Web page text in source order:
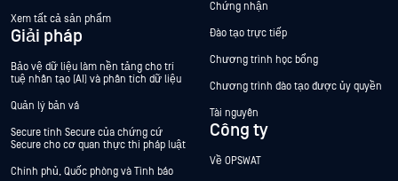
Xem tất cả sản phẩm
Giải pháp
Bảo vệ dữ liệu làm nền tảng cho trí
tuệ nhân tạo (AI) và phân tích dữ liệu
Quản lý bản vá
Secure tính Secure của chứng cứ
Secure cho cơ quan thực thi pháp luật
Chính phủ, Quốc phòng và Tình báo
Chứng nhận
Đào tạo trực tiếp
Chương trình học bổng
Chương trình đào tạo được ủy quyền
Tài nguyên
Công ty
Về OPSWAT